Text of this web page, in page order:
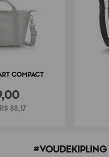
COMPACT
,00
88,17
#VOUDEKIPLING